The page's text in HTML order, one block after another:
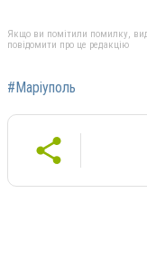
Якщо ви помітили помилку,
повідомити про це редакцію
#Маріуполь